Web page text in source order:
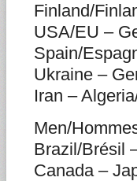
Finland/
USA/EU –
Spain/
Ukraine –
Iran –
Men/
Brazil/Brésil
Canada –